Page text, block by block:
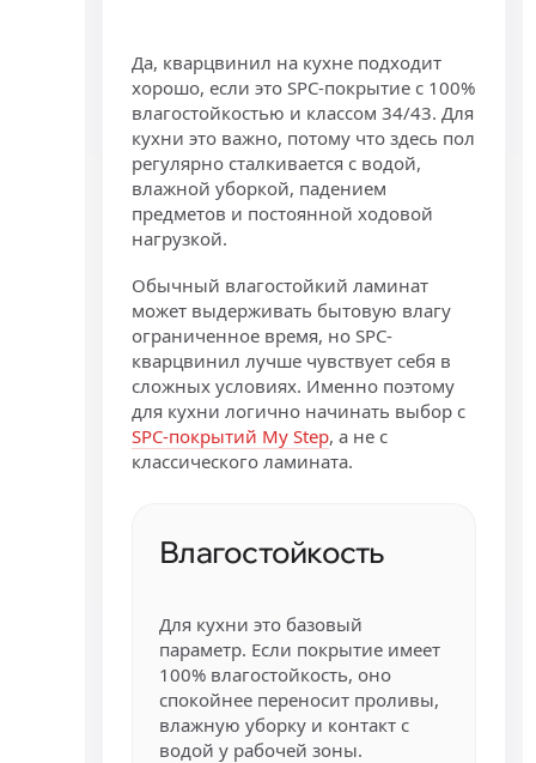
Да, кварцвинил на кухне подходит
хорошо, если это SPC-покрытие с 100%
влагостойкостью и классом 34/43. Для
кухни это важно, потому что здесь пол
регулярно сталкивается с водой,
влажной уборкой, падением
предметов и постоянной ходовой
нагрузкой.
Обычный влагостойкий ламинат
может выдерживать бытовую влагу
ограниченное время, но SPC-
кварцвинил лучше чувствует себя в
сложных условиях. Именно поэтому
для кухни логично начинать выбор с
SPC-покрытий My Step, а не с
классического ламината.
Влагостойкость
Для кухни это базовый
параметр. Если покрытие имеет
100% влагостойкость, оно
спокойнее переносит проливы,
влажную уборку и контакт с
водой у рабочей зоны.